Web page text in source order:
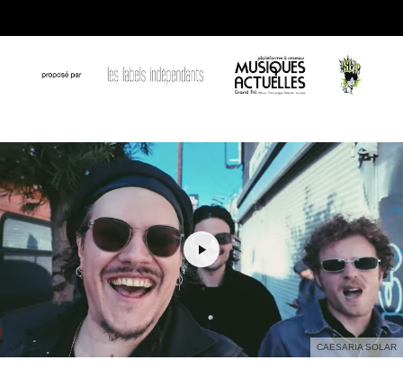
CAESARIA SOLAR